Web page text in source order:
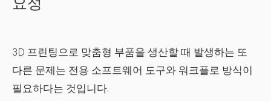
요성
3D 프린팅으로 맞춤형 부품을 생산할 때 발생하는 또
다른 문제는 전용 소프트웨어 도구와 워크플로 방식이
필요하다는 것입니다.